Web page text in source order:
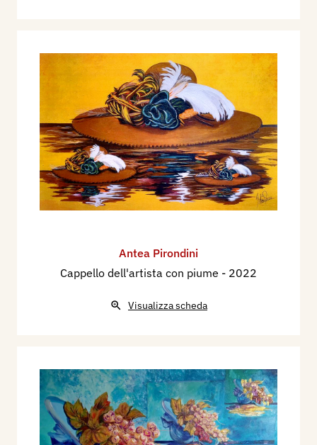
Antea Pirondini
Cappello dell'artista con piume - 2022
Visualizza scheda